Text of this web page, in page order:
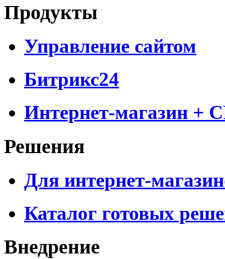
Продукты
Управление сайтом
Битрикс24
Интернет-магазин +
Решения
Для интернет-
Каталог готовых
Внедрение